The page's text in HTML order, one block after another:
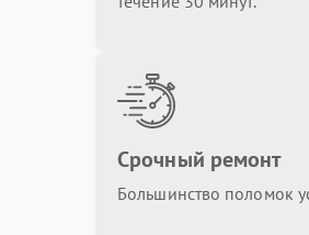
Срочный ремонт
Большинство поломок